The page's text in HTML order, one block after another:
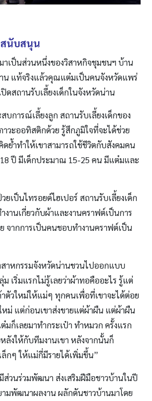
สนับสนุน
เป็นส่วนหนึ่งของวิสาหกิจชุมชนฯ บ้าน
าน แท้จริงแล้วคุณแต๋มเป็นคนจังหวัดแพร่
ดสถานรับเลี้ยงเด็กในจังหวัดน่าน
สบการณ์เลี้ยงลูก สถานรับเลี้ยงเด็กของ
วะออทิสติกด้วย รู้สึกภูมิใจที่จะได้ช่วย
ดย้ำทำให้เขาสามารถใช้ชีวิตกับสังคมคน
ปี มีเด็กประมาณ 15-25 คน มีแต๋มและ
เป็นไทรอยด์ไฮเปอร์ สถานรับเลี้ยงเด็ก
งานเกี่ยวกับผ้าและงานคราฟต์เป็นการ
จากการเป็นคนชอบทำงานคราฟต์เป็น
สาหกรรมจังหวัดน่านชวนไปออกแบบ
เริ่มแรกไม่รู้เลยว่าผ้าทอคืออะไร รู้แต่
ตัวใหม่ให้แม่ๆ ทุกคนเพื่อที่เขาจะได้ต่อย
ม่ แต่ก่อนเขาส่งขายแต่ผ้าผืน แต่ผ้าผืน
มก็เลยมาทำกระเป๋า ทำหมวก ครั้งแรก
ลังให้กับทีมงานเขา หลังจากนั้นก็
กๆ ให้แม่กี่มีรายได้เพิ่มขึ้น”
ส่วนร่วมพัฒนา ส่งเสริมฝีมือชาวบ้านในปี
มพัฒนาผลงาน ผลักดันชาวบ้านมาโดย